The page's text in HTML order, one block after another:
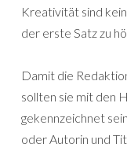
Kreativität sind
der erste Satz zu
Damit die
sollten sie mit den
gekennzeichnet
oder Autorin und